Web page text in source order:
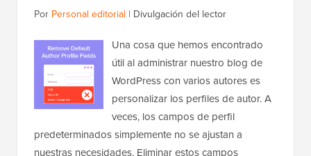
Por Personal editorial | Divulgación del lector
Una cosa que hemos encontrado
útil al administrar nuestro blog de
WordPress con varios autores es
personalizar los perfiles de autor. A
veces, los campos de perfil
predeterminados simplemente no se ajustan a
nuestras necesidades. Eliminar estos campos